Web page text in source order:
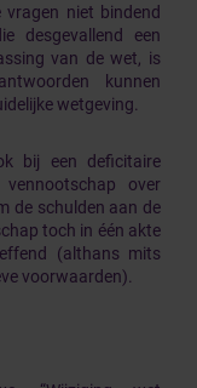
niet bindend
desgevallend een
van de wet, is
kunnen
wetgeving.
bij een deficitaire
over
de schulden aan de
toch in één akte
(althans mits
voorwaarden).